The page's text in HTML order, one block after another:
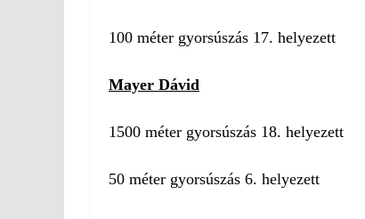
100 méter gyorsúszás 17. helyezett
Mayer Dávid
1500 méter gyorsúszás 18. helyezett
50 méter gyorsúszás 6. helyezett